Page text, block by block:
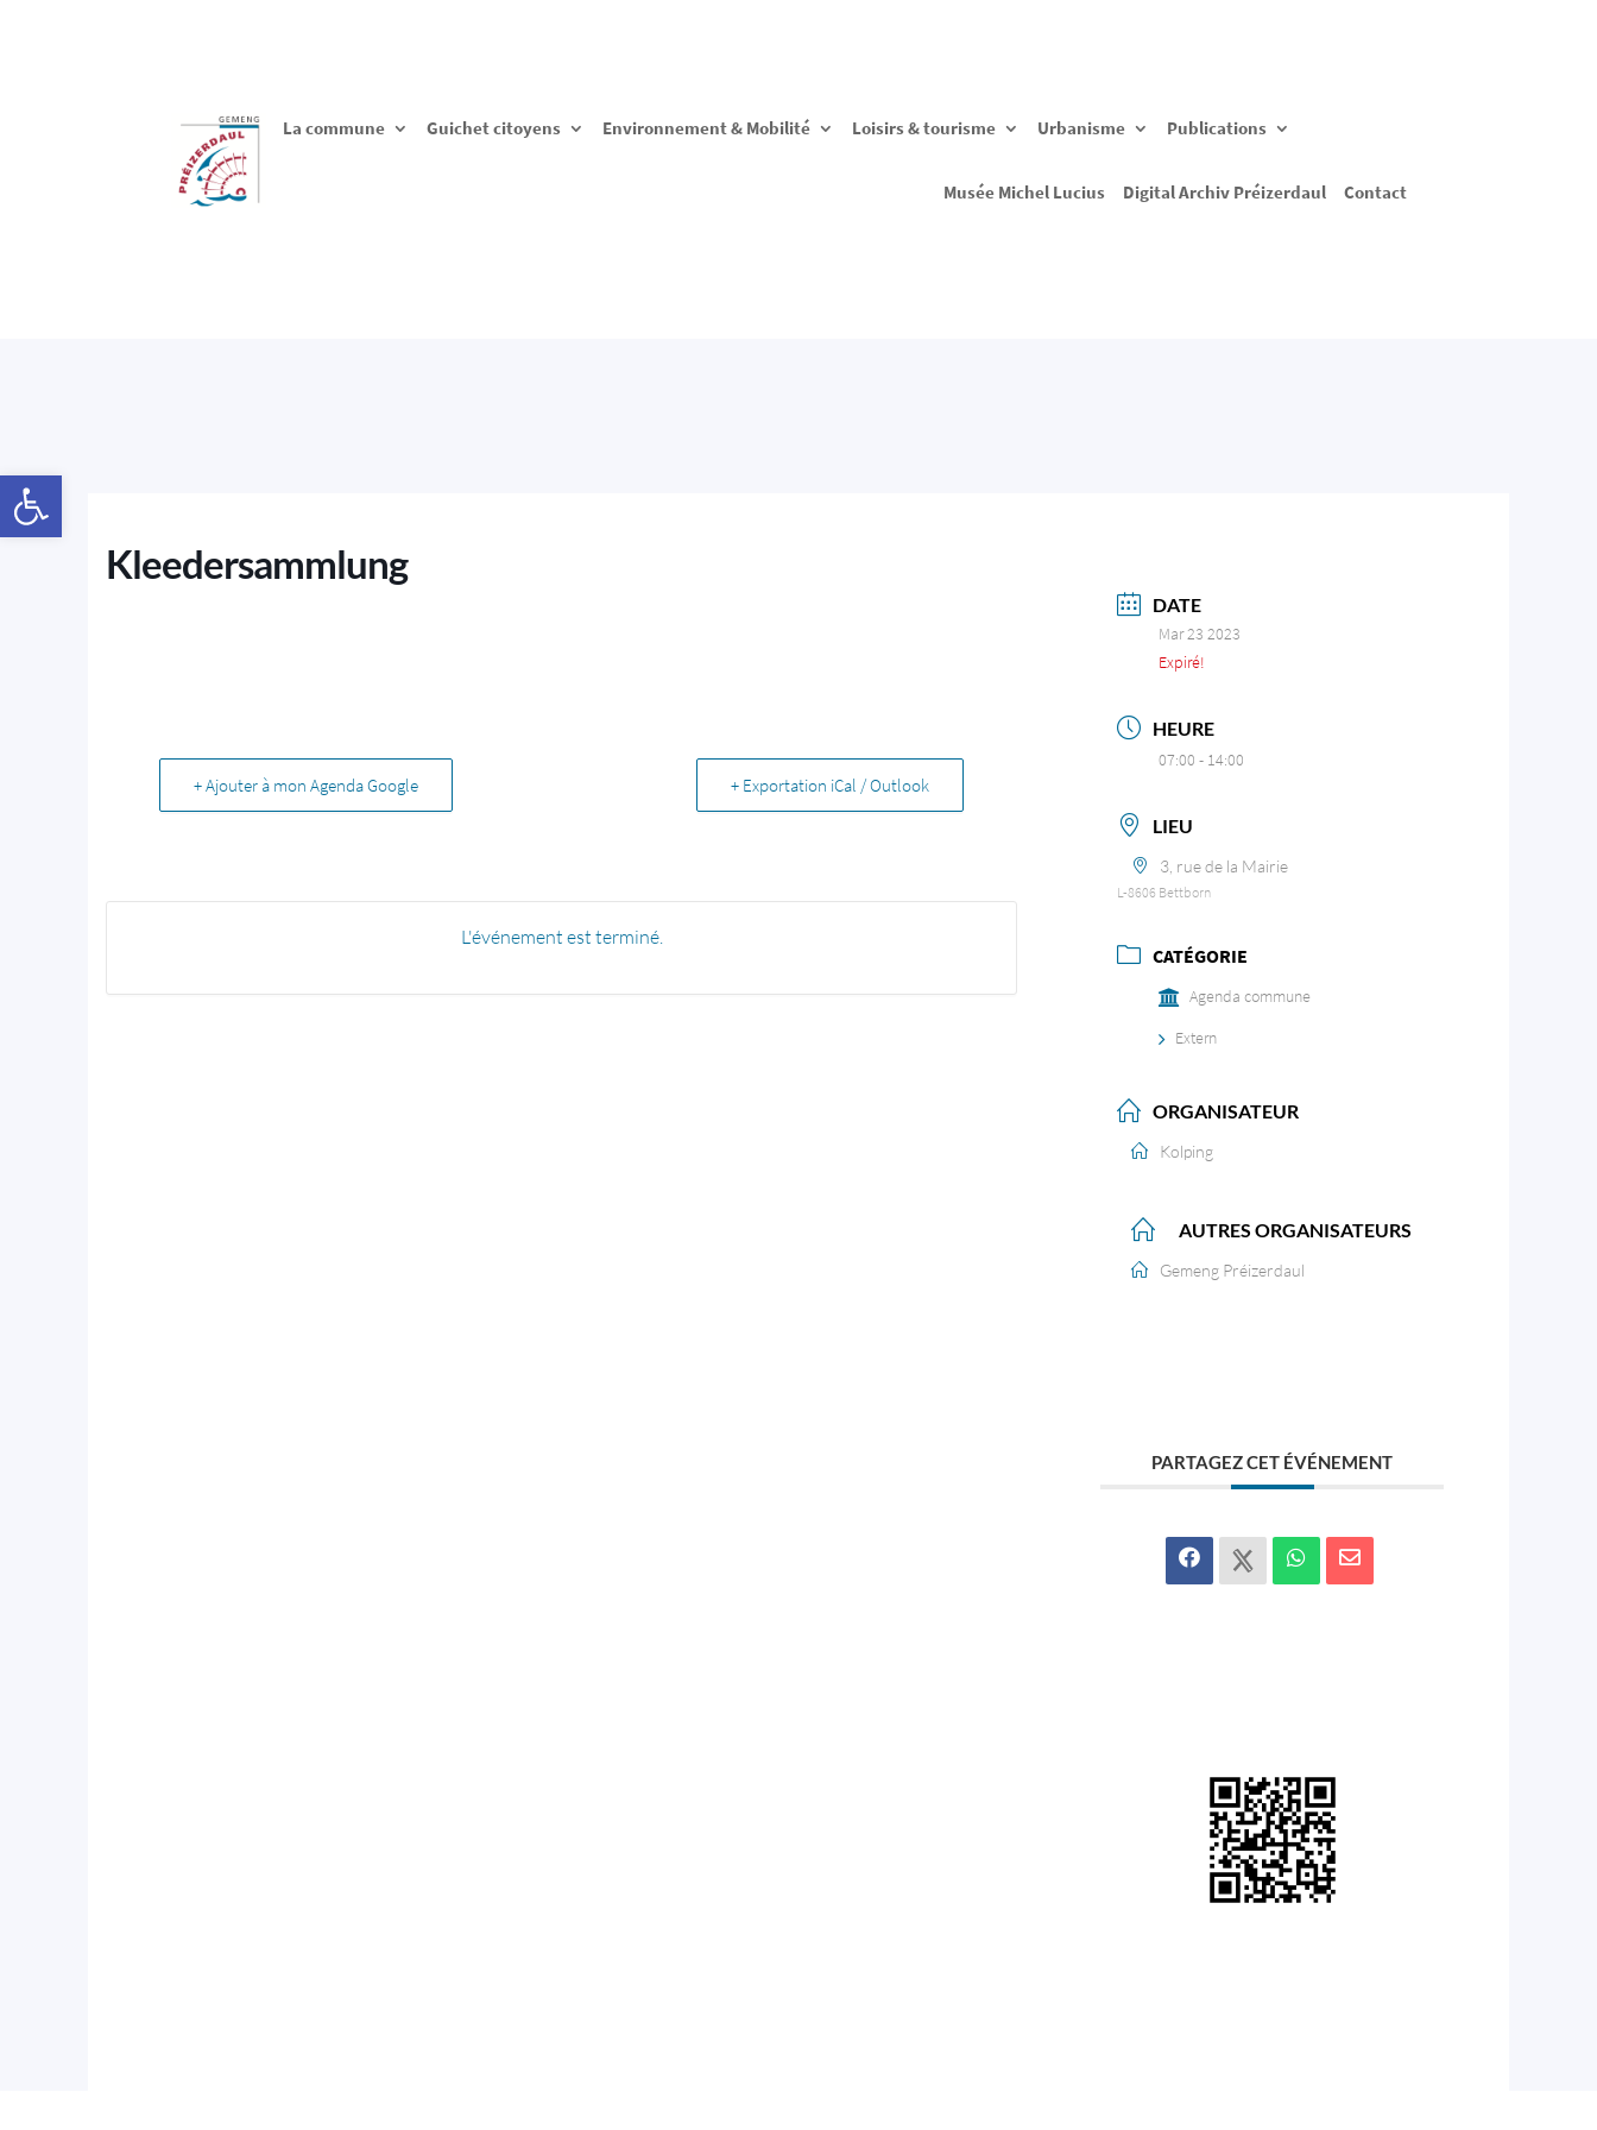
La commune Guichet citoyens Environnement & Mobilité Loisirs & tourisme Urbanisme Publications
Musée Michel Lucius Digital Archiv Préizerdaul Contact
Kleedersammlung
+ Ajouter à mon Agenda Google + Exportation iCal / Outlook
L'événement est terminé.
DATE
Mar 23 2023
Expiré!
HEURE
07:00 - 14:00
LIEU
3, rue de la Mairie
L-8606 Bettborn
CATÉGORIE
Agenda commune
Extern
ORGANISATEUR
Kolping
AUTRES ORGANISATEURS
Gemeng Préizerdaul
PARTAGEZ CET ÉVÉNEMENT
Ouvrir la barre d’outils